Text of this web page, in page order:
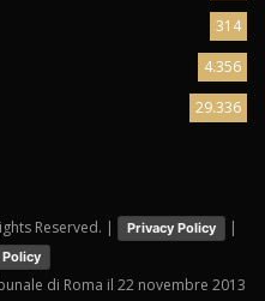
314
4.356
29.336
Reserved. | Privacy Policy |
di Roma il 22 novembre 2013